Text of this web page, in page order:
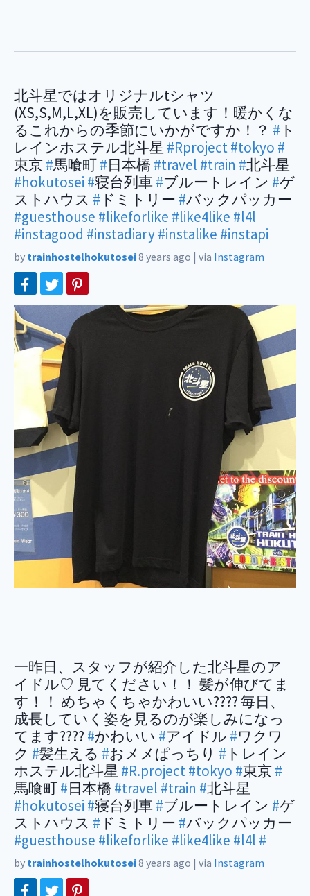
北斗星ではオリジナルtシャツ
(XS,S,M,L,XL)を販売しています！暖かくな
るこれからの季節にいかがですか！？ # ト
レインホステル北斗星 #Rproject#tokyo #
東京#馬喰町#日本橋 #travel #train #北斗星
#hokutosei #寝台列車 #ブルートレイン #ゲ
ストハウス # ドミトリー #バックパッカー
#guesthouse #likeforlike #like4like #l4l
#instagood #instadiary#instalike #instapi
by trainhostelhokutosei8 years ago | via Instagram
一昨日、スタッフが紹介した北斗星のア
イドル♡ 見てください！！ 髪が伸びてま
す！！ めちゃくちゃかわいい???? 毎日、
成長していく姿を見るのが楽しみになっ
てます???? #かわいい #アイドル #ワクワ
ク #髪生える #おメメぱっちり # トレイン
ホステル北斗星 #R.project#tokyo #東京#
馬喰町#日本橋 #travel #train #北斗星
#hokutosei #寝台列車 #ブルートレイン #ゲ
ストハウス # ドミトリー #バックパッカー
#guesthouse #likeforlike #like4like #l4l #
by trainhostelhokutosei8 years ago | via Instagram